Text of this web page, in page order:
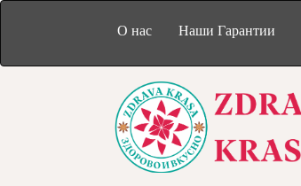
О нас Наши Гарантии